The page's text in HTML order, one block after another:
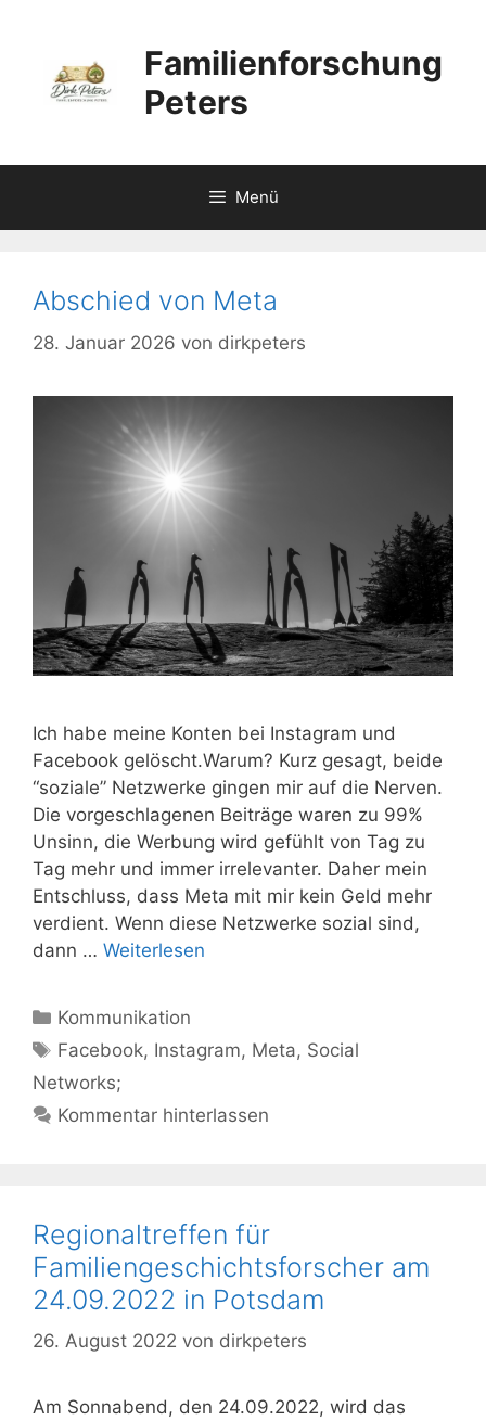
springen
Familienforschung
Peters
Menü
Abschied von Meta
28. Januar 2026 von dirkpeters
Ich habe meine Konten bei Instagram und
Facebook gelöscht.Warum? Kurz gesagt, beide
“soziale” Netzwerke gingen mir auf die Nerven.
Die vorgeschlagenen Beiträge waren zu 99%
Unsinn, die Werbung wird gefühlt von Tag zu
Tag mehr und immer irrelevanter. Daher mein
Entschluss, dass Meta mit mir kein Geld mehr
verdient. Wenn diese Netzwerke sozial sind,
dann … Weiterlesen
Kategorien
Kommunikation
Schlagwörter
Facebook, Instagram, Meta, Social
Networks;
Kommentar hinterlassen
Regionaltreffen für
Familiengeschichtsforscher am
24.09.2022 in Potsdam
26. August 2022 von dirkpeters
Am Sonnabend, den 24.09.2022, wird das